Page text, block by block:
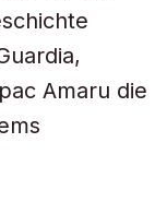
Amaru die